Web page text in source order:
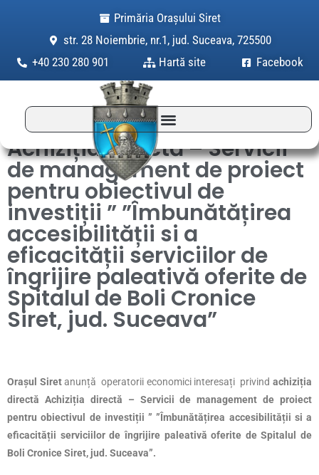
Primăria Orașului Siret
str. 28 Noiembrie, nr.1, jud. Suceava, 725500
+40 230 280 901
Hartă site Facebook
Achiziția directă – Servicii
de management de proiect
pentru obiectivul de
investiții ” ”Îmbunătățirea
accesibilității si a
eficacității serviciilor de
îngrijire paleativă oferite de
Spitalul de Boli Cronice
Siret, jud. Suceava”
Orașul Siretanunță operatorii economici interesați privindachiziția
directă Achiziția directă – Servicii de management de proiect
pentru obiectivul de investiții ” ”Îmbunătățirea accesibilității si a
eficacității serviciilor de îngrijire paleativă oferite de Spitalul de
Boli Cronice Siret, jud. Suceava”.